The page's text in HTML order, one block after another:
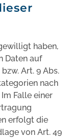
haben,
Daten auf
Art. 9 Abs.
nach
Falle einer
erfolgt die
von Art. 49